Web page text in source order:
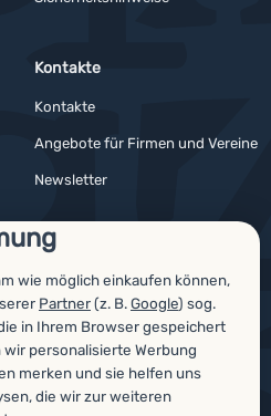
wie möglich einkaufen können,
Partner(z. B.Google) sog.
in Ihrem Browser gespeichert
personalisierte Werbung
merken und sie helfen uns
die wir zur weiteren
Kontakte
Kontakte
Angebote für Firmen und Vereine
Newsletter